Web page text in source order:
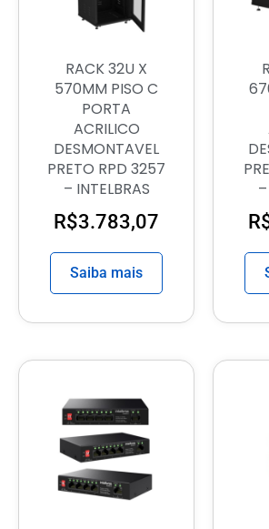
RACK 32U X
570MM PISO C
PORTA
ACRILICO
DESMONTAVEL
PRETO RPD 3257
– INTELBRAS
R$3.783,07
Saiba mais